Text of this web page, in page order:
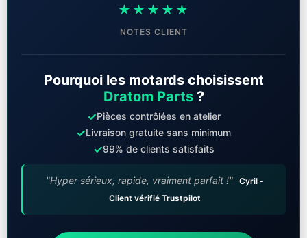
★★★★★
NOTES CLIENT
Pourquoi les motards choisissent
Dratom Parts?
✓Pièces contrôlées en atelier
✓Livraison gratuite sans minimum
✓99% de clients satisfaits
"Hyper sérieux, rapide, vraiment parfait !" Cyril -
Client vérifié Trustpilot